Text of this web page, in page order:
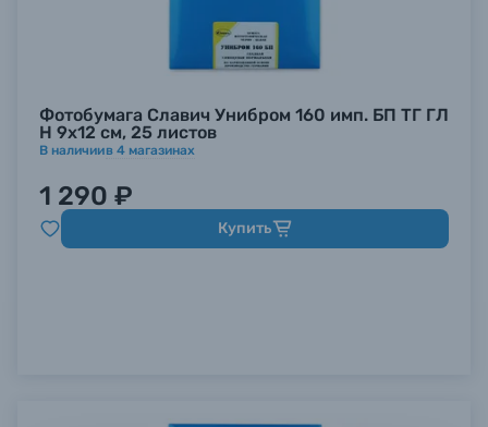
Фотобумага Славич Унибром 160 имп. БП ТГ ГЛ
Н 9х12 см, 25 листов
В наличиив 4 магазинах
1 290 ₽
Купить